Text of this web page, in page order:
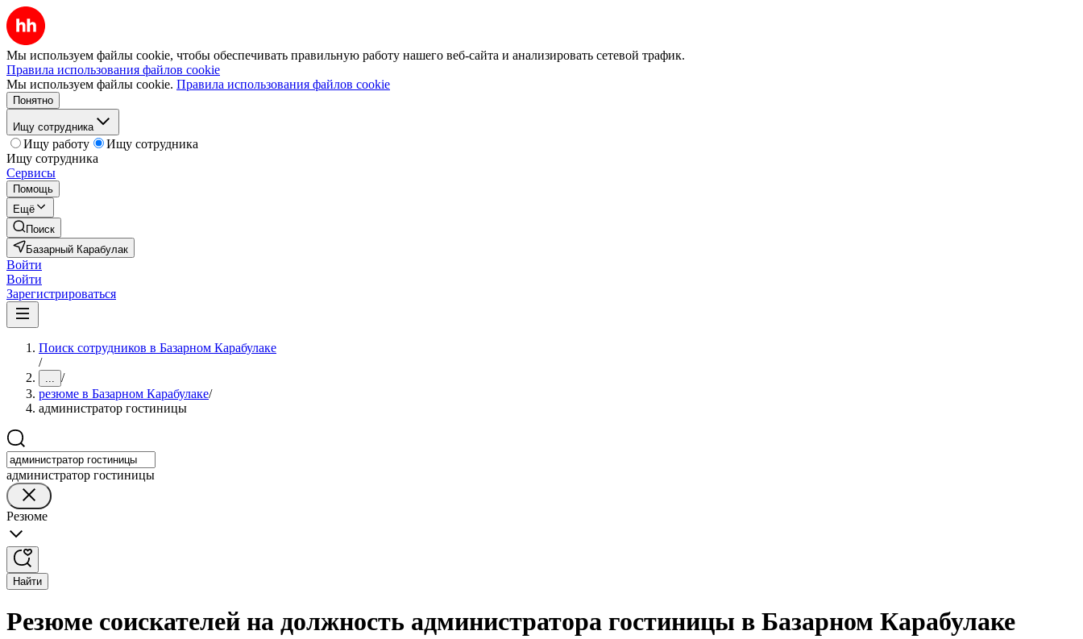
Мы используем файлы cookie, чтобы обеспечивать правильную работу нашего веб-сайта и анализировать сетевой трафик.
Правила использования файлов cookie
Мы используем файлы cookie. Правила использования файлов cookie
Понятно
Ищу сотрудника
Ищу работу
Ищу сотрудника
Ищу сотрудника
Сервисы
Помощь
Ещё
Поиск
Базарный Карабулак
Войти
Войти
Зарегистрироваться
Поиск сотрудников в Базарном Карабулаке
/
... /
резюме в Базарном Карабулаке/
администратор гостиницы
администратор гостиницы
Резюме
Найти
Резюме соискателей на должность администратора гостиницы в Базарном Карабулаке